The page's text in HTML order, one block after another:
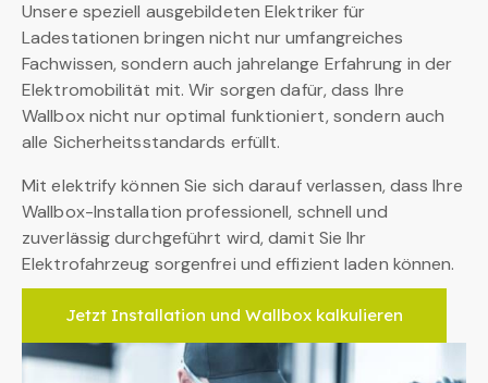
Unsere speziell ausgebildeten Elektriker für
Ladestationen bringen nicht nur umfangreiches
Fachwissen, sondern auch jahrelange Erfahrung in der
Elektromobilität mit. Wir sorgen dafür, dass Ihre
Wallbox nicht nur optimal funktioniert, sondern auch
alle Sicherheitsstandards erfüllt.
Mit elektrify können Sie sich darauf verlassen, dass Ihre
Wallbox-Installation professionell, schnell und
zuverlässig durchgeführt wird, damit Sie Ihr
Elektrofahrzeug sorgenfrei und effizient laden können.
Jetzt Installation und Wallbox kalkulieren